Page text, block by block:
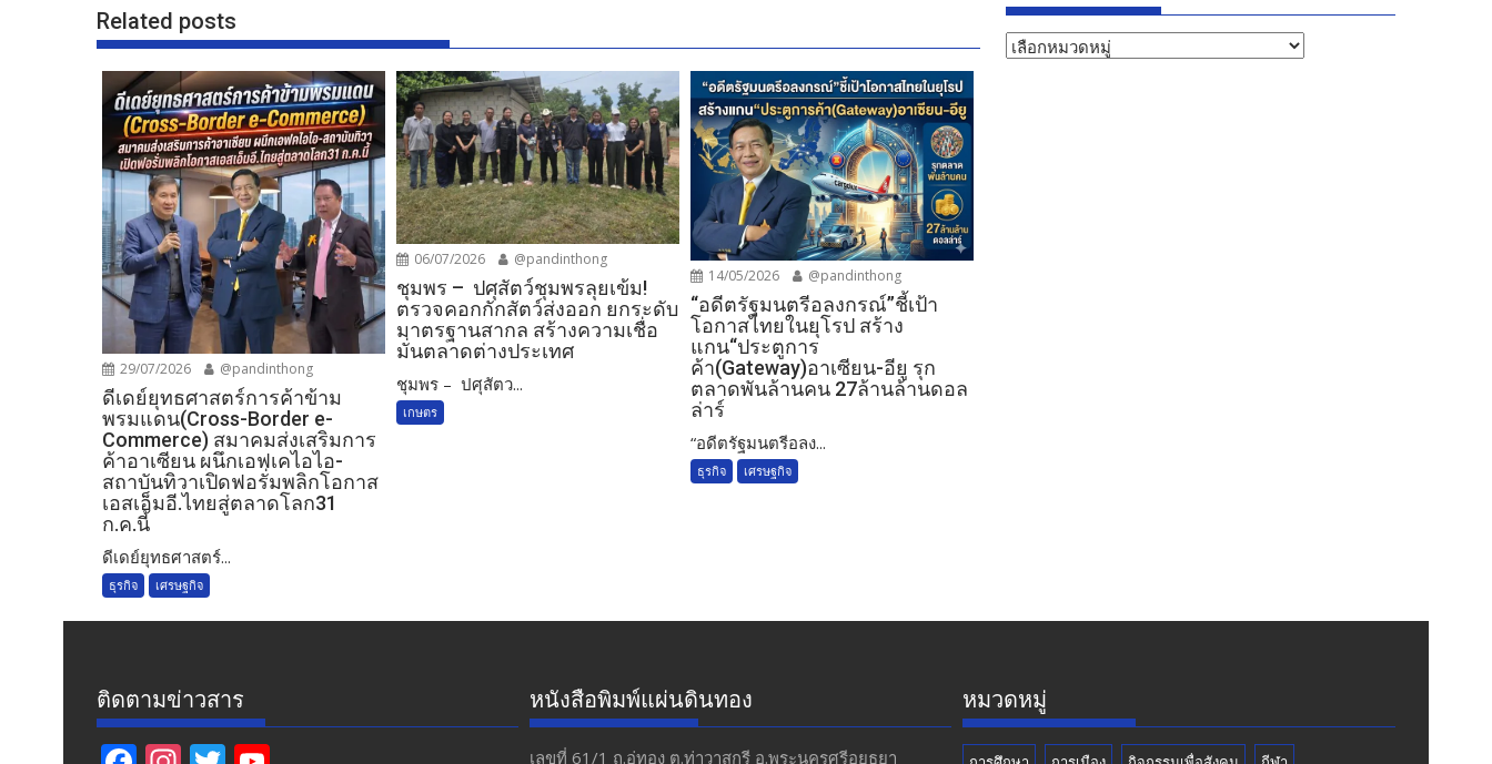
Related posts
29/07/2026 @pandinthong
ดีเดย์ยุทธศาสตร์การค้าข้าม
พรมแดน(Cross-Border e-
Commerce) สมาคมส่งเสริมการ
ค้าอาเซียน ผนึกเอฟเคไอไอ-
สถาบันทิวาเปิดฟอรั่มพลิกโอกาส
เอสเอ็มอี.ไทยสู่ตลาดโลก31
ก.ค.นี้
ดีเดย์ยุทธศาสตร์...
ธุรกิจ เศรษฐกิจ
06/07/2026 @pandinthong
ชุมพร – ปศุสัตว์ชุมพรลุยเข้ม!
ตรวจคอกกักสัตว์ส่งออก ยกระดับ
มาตรฐานสากล สร้างความเชื่อ
มั่นตลาดต่างประเทศ
ชุมพร – ปศุสัตว...
เกษตร
14/05/2026 @pandinthong
“อดีตรัฐมนตรีอลงกรณ์”ชี้เป้า
โอกาสไทยในยุโรป สร้าง
แกน“ประตูการ
ค้า(Gateway)อาเซียน-อียู รุก
ตลาดพันล้านคน 27ล้านล้านดอล
ล่าร์
“อดีตรัฐมนตรีอลง...
ธุรกิจ เศรษฐกิจ
หัวข้อ
ติดตามข่าวสาร หนังสือพิมพ์แผ่นดินทอง
เลขที่ 61/1 ถ.อู่ทอง​ ต.​ท่าวาสุกรี​ อ.พระนครศรีอยุธยา​
หมวดหมู่